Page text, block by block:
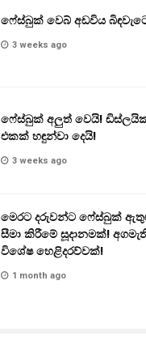
ෆේස්බුක් වෙබ් අඩවිය
3 weeks ago
ෆේස්බුක් අලුත් වෙයි!
එකක් හඳුන්වා දෙයි!
3 weeks ago
මෙරට දරුවන්ට ෆේස්බුක්
සීමා කිරීමේ සූදානමක්!
විශේෂ හෙළිදරව්වක්!
1 month ago